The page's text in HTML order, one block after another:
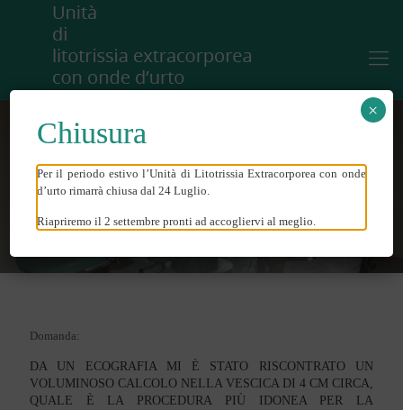
LITOTRITORE MANUALE
Domanda:
DA UN ECOGRAFIA MI È STATO RISCONTRATO UN
VOLUMINOSO CALCOLO NELLA VESCICA DI 4 CM CIRCA,
QUALE È LA PROCEDURA PIÙ IDONEA PER LA
Chiusura
Per il periodo estivo l’Unità di Litotrissia Extracorporea con onde
d’urto rimarrà chiusa dal 24 Luglio.
Riapriremo il 2 settembre pronti ad accogliervi al meglio.
×